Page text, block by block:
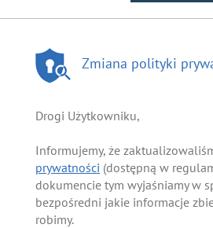
Zmiana polityki
Drogi Użytkowniku,
Informujemy, że
prywatności (dostępną w
dokumencie tym wyjaśniamy w
bezpośredni jakie informacje
robimy.